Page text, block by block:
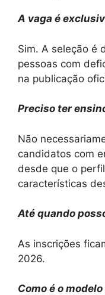
A vaga é
Sim. A seleção é
pessoas com
na publicação
Preciso ter
Não
candidatos com
desde que o
características
Até quando
As inscrições
2026.
Como é o